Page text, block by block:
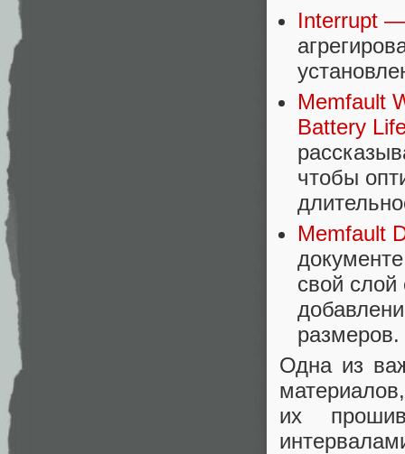
Interrupt
Memfault
Battery
чтобы
Memfault
свой
размеров.
Одна из
их